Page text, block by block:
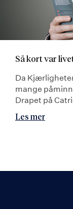
Så kort var
Da
mange
Drapet på
Les mer